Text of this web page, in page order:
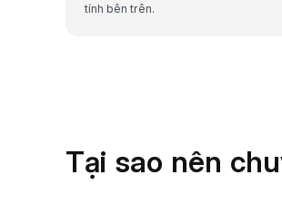
tính bên trên.
Tại sao nên